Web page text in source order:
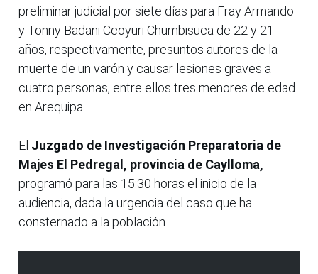
preliminar judicial por siete días para Fray Armando
y Tonny Badani Ccoyuri Chumbisuca de 22 y 21
años, respectivamente, presuntos autores de la
muerte de un varón y causar lesiones graves a
cuatro personas, entre ellos tres menores de edad
en Arequipa.
El Juzgado de Investigación Preparatoria de
Majes El Pedregal, provincia de Caylloma,
programó para las 15:30 horas el inicio de la
audiencia, dada la urgencia del caso que ha
consternado a la población.